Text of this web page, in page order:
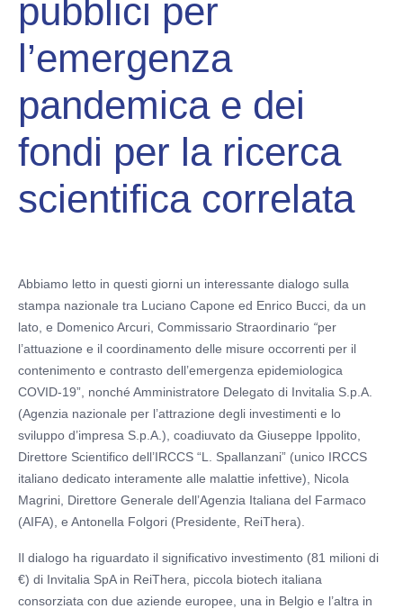
pubblici per
l’emergenza
pandemica e dei
fondi per la ricerca
scientifica correlata
Abbiamo letto in questi giorni un interessante dialogo sulla
stampa nazionale tra Luciano Capone ed Enrico Bucci, da un
lato, e Domenico Arcuri, Commissario Straordinario “per
l’attuazione e il coordinamento delle misure occorrenti per il
contenimento e contrasto dell’emergenza epidemiologica
COVID-19”, nonché Amministratore Delegato di Invitalia S.p.A.
(Agenzia nazionale per l’attrazione degli investimenti e lo
sviluppo d’impresa S.p.A.), coadiuvato da Giuseppe Ippolito,
Direttore Scientifico dell’IRCCS “L. Spallanzani” (unico IRCCS
italiano dedicato interamente alle malattie infettive), Nicola
Magrini, Direttore Generale dell’Agenzia Italiana del Farmaco
(AIFA), e Antonella Folgori (Presidente, ReiThera).
Il dialogo ha riguardato il significativo investimento (81 milioni di
€) di Invitalia SpA in ReiThera, piccola biotech italiana
consorziata con due aziende europee, una in Belgio e l’altra in